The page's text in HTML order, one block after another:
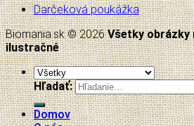
Darčeková poukážka
Biomania.sk © 2026Všetky obrázky
ilustračné
Hľadať:
Domov